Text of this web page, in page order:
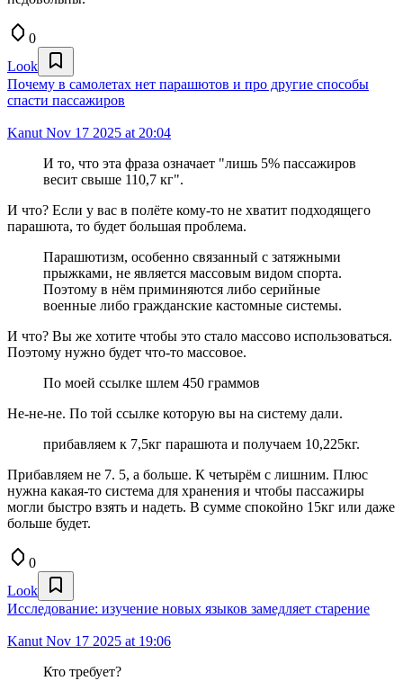
0
Look
Почему в самолетах нет парашютов и про другие способы
спасти пассажиров
Kanut Nov 17 2025 at 20:04
И то, что эта фраза означает "лишь 5% пассажиров
весит свыше 110,7 кг".
И что? Если у вас в полёте кому-то не хватит подходящего
парашюта, то будет большая проблема.
Парашютизм, особенно связанный с затяжными
прыжками, не является массовым видом спорта.
Поэтому в нём приминяются либо серийные
военные либо гражданские кастомные системы.
И что? Вы же хотите чтобы это стало массово использоваться.
Поэтому нужно будет что-то массовое.
По моей ссылке шлем 450 граммов
Не-не-не. По той ссылке которую вы на систему дали.
прибавляем к 7,5кг парашюта и получаем 10,225кг.
Прибавляем не 7. 5, а больше. К четырём с лишним. Плюс
нужна какая-то система для хранения и чтобы пассажиры
могли быстро взять и надеть. В сумме спокойно 15кг или даже
больше будет.
0
Look
Исследование: изучение новых языков замедляет старение
Kanut Nov 17 2025 at 19:06
Кто требует?